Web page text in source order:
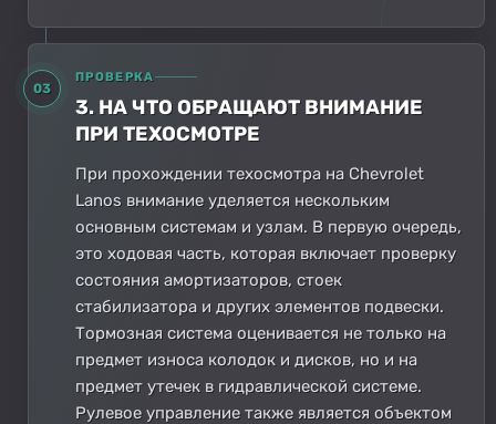
03
ПРОВЕРКА
3. НА ЧТО ОБРАЩАЮТ ВНИМАНИЕ
ПРИ ТЕХОСМОТРЕ
При прохождении техосмотра на Chevrolet
Lanos внимание уделяется нескольким
основным системам и узлам. В первую очередь,
это ходовая часть, которая включает проверку
состояния амортизаторов, стоек
стабилизатора и других элементов подвески.
Тормозная система оценивается не только на
предмет износа колодок и дисков, но и на
предмет утечек в гидравлической системе.
Рулевое управление также является объектом